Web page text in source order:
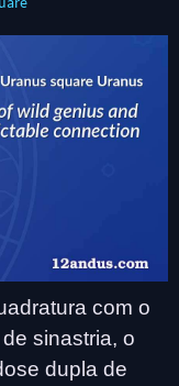
com o
sinastria, o
dupla de